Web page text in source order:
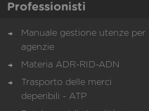
Professionisti
Manuale gestione utenze per
agenzie
Materia ADR-RID-ADN
Trasporto delle merci
deperibili - ATP